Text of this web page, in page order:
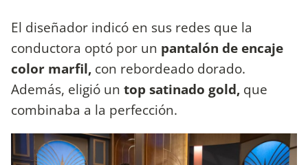
El diseñador indicó en sus redes que la
conductora optó por un pantalón de encaje
color marfil, con rebordeado dorado.
Además, eligió un top satinado gold, que
combinaba a la perfección.